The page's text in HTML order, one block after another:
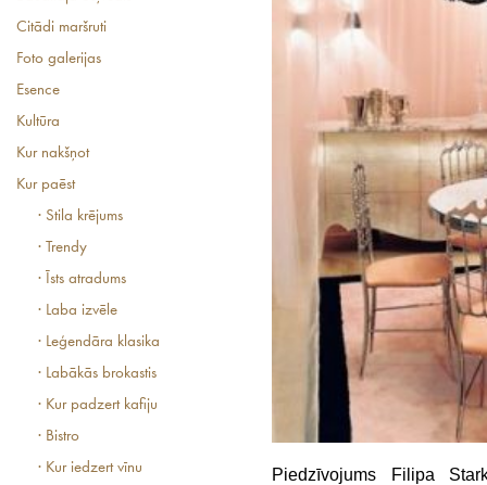
Citādi maršruti
Foto galerijas
Esence
Kultūra
Kur nakšņot
Kur paēst
· Stila krējums
· Trendy
· Īsts atradums
· Laba izvēle
· Leģendāra klasika
· Labākās brokastis
· Kur padzert kafiju
· Bistro
· Kur iedzert vīnu
Piedzīvojums Filipa